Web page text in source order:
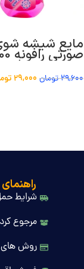
مایع شیشه
صورتی
میلی لیتری ا –
29,600تومان 29,000
شرایط
مرجوع
روش های